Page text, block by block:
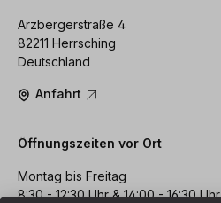
Arzbergerstraße 4
82211 Herrsching
Deutschland
Anfahrt
Öffnungszeiten vor Ort
Montag bis Freitag
8:30 - 12:30 Uhr & 14:00 - 16:30 Uhr